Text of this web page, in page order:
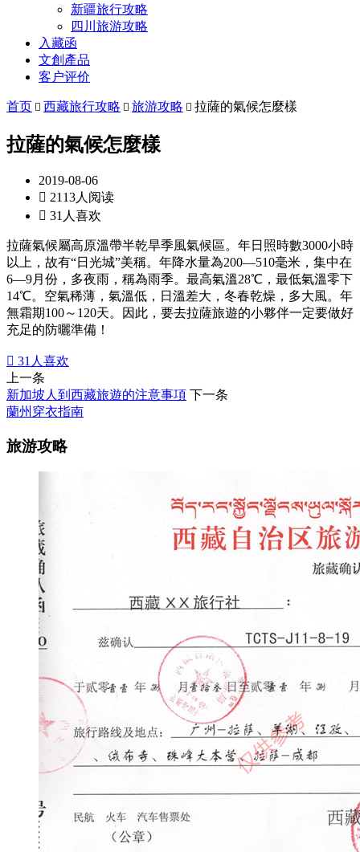
新疆旅行攻略
四川旅游攻略
入藏函
文創產品
客户评价
首页  西藏旅行攻略  旅游攻略  拉薩的氣候怎麼樣
拉薩的氣候怎麼樣
2019-08-06
 2113人阅读
 31人喜欢
拉薩氣候屬高原溫帶半乾旱季風氣候區。年日照時數3000小時
以上，故有“日光城”美稱。年降水量為200—510毫米，集中在
6—9月份，多夜雨，稱為雨季。最高氣溫28℃，最低氣溫零下
14℃。空氣稀薄，氣溫低，日溫差大，冬春乾燥，多大風。年
無霜期100～120天。因此，要去拉薩旅遊的小夥伴一定要做好
充足的防曬準備！
 31 人喜欢
上一条
新加坡人到西藏旅遊的注意事項 下一条
蘭州穿衣指南
旅游攻略